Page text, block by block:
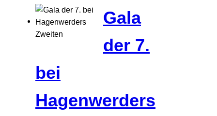
Gala
der 7.
bei
Hagenwerders